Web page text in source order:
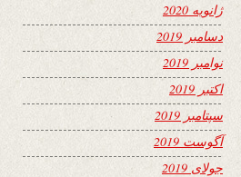
ژانویه 2020
دسامبر 2019
نوامبر 2019
اکتبر 2019
سپتامبر 2019
آگوست 2019
جولای 2019